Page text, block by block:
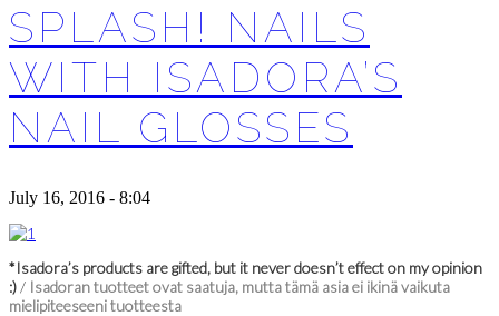
SPLASH! NAILS
WITH ISADORA’S
NAIL GLOSSES
July 16, 2016 - 8:04
*Isadora’s products are gifted, but it never doesn’t effect on my opinion
:)/ Isadoran tuotteet ovat saatuja, mutta tämä asia ei ikinä vaikuta
mielipiteeseeni tuotteesta